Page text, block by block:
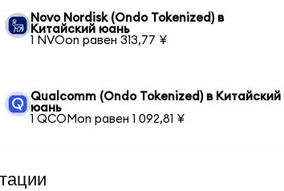
Novo Nordisk (Ondo Tokenized) в
Китайский юань
1 NVOon равен 313,77 ¥
Qualcomm (Ondo Tokenized) в Китайский
юань
1 QCOMon равен 1 092,81 ¥